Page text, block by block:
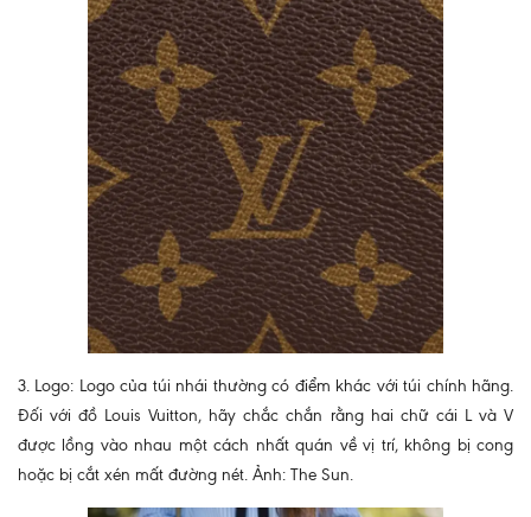
3. Logo: Logo của túi nhái thường có điểm khác với túi chính hãng.
Đối với đồ Louis Vuitton, hãy chắc chắn rằng hai chữ cái L và V
được lồng vào nhau một cách nhất quán về vị trí, không bị cong
hoặc bị cắt xén mất đường nét. Ảnh: The Sun.